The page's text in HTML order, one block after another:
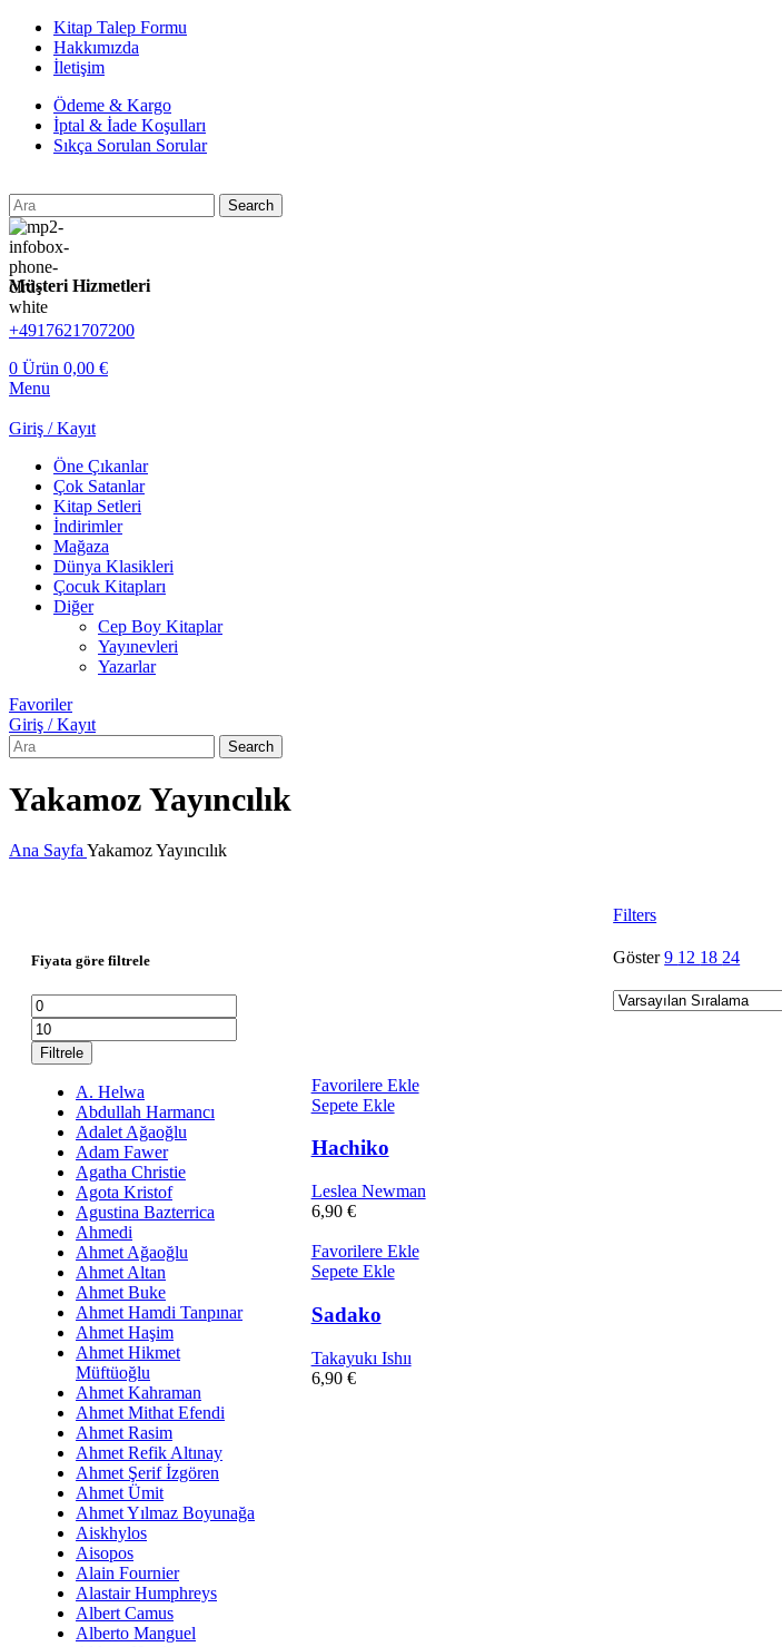
Kitap Talep Formu
Hakkımızda
İletişim
Ödeme & Kargo
İptal & İade Koşulları
Sıkça Sorulan Sorular
Search
Müşteri Hizmetleri
+4917621707200
0 Ürün 0,00 €
Menu
Giriş / Kayıt
Öne Çıkanlar
Çok Satanlar
Kitap Setleri
İndirimler
Mağaza
Dünya Klasikleri
Çocuk Kitapları
Diğer
Cep Boy Kitaplar
Yayınevleri
Yazarlar
Favoriler
Giriş / Kayıt
Search
Yakamoz Yayıncılık
Ana Sayfa Yakamoz Yayıncılık
Fiyata göre filtrele
En
düşük
fiyat
yüksek
fiyat
Filtrele
A. Helwa
Abdullah Harmancı
Adalet Ağaoğlu
Adam Fawer
Agatha Christie
Agota Kristof
Agustina Bazterrica
Ahmedi
Ahmet Ağaoğlu
Ahmet Altan
Ahmet Buke
Ahmet Hamdi Tanpınar
Ahmet Haşim
Ahmet Hikmet
Müftüoğlu
Ahmet Kahraman
Ahmet Mithat Efendi
Ahmet Rasim
Ahmet Refik Altınay
Ahmet Şerif İzgören
Ahmet Ümit
Ahmet Yılmaz Boyunağa
Aiskhylos
Aisopos
Alain Fournier
Alastair Humphreys
Albert Camus
Alberto Manguel
Filters
Göster9 12 18 24
Favorilere Ekle
Sepete Ekle
Hachiko
Leslea Newman
6,90 €
Favorilere Ekle
Sepete Ekle
Sadako
Takayukı Ishıı
6,90 €